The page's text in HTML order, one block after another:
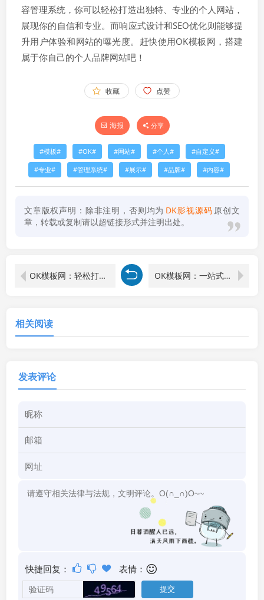
容管理系统，你可以轻松打造出独特、专业的个人网站，
展现你的自信和专业。而响应式设计和SEO优化则能够提
升用户体验和网站的曝光度。赶快使用OK模板网，搭建
属于你自己的个人品牌网站吧！
收藏 点赞
海报 分享
模板 OK 网站 个人 自定义
专业 管理系统 展示 品牌 内容
文章版权声明：除非注明，否则均为 DK影视源码 原创文
章，转载或复制请以超链接形式并注明出处。
OK模板网：轻松打造个性化文案，让你脱颖而出 OK模板网：一站式满足你的文案需求
相关阅读
发表评论
快捷回复： 表情：